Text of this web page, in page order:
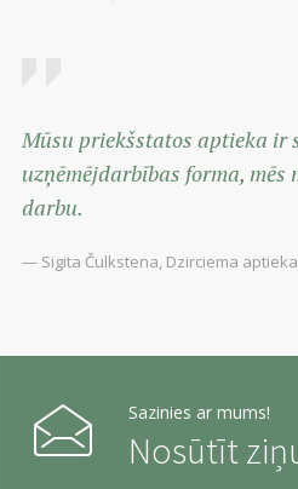
Mūsu priekšstatos aptieka ir
uzņēmējdarbības forma,
darbu.
— Sigita Čulkstena, Dzirciema
Sazinies ar mums!
Nosūtīt